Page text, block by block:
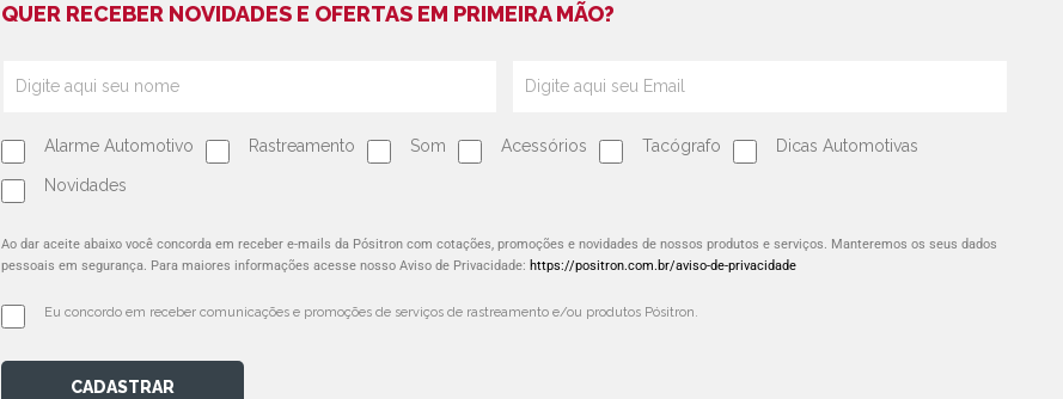
QUER RECEBER NOVIDADES E OFERTAS EM PRIMEIRA MÃO?
Alarme Automotivo Rastreamento Som Acessórios Tacógrafo Dicas Automotivas
Novidades
Ao dar aceite abaixo você concorda em receber e-mails da Pósitron com cotações, promoções e novidades de nossos produtos e serviços. Manteremos os seus dados
pessoais em segurança. Para maiores informações acesse nosso Aviso de Privacidade: https://positron.com.br/aviso-de-privacidade
Eu concordo em receber comunicações e promoções de serviços de rastreamento e/ou produtos Pósitron.
CADASTRAR